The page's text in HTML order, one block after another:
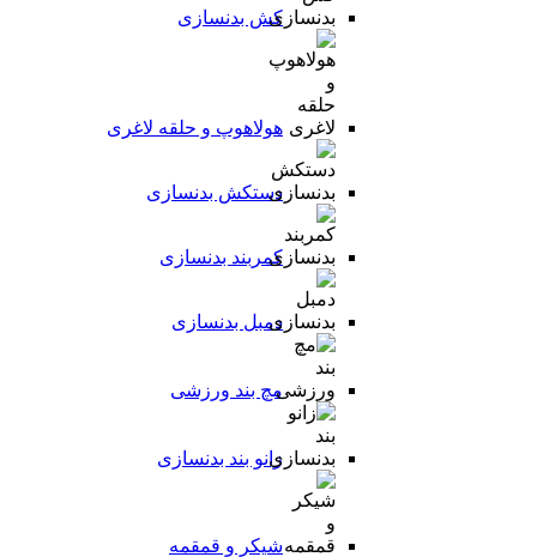
کش بدنسازی
هولاهوپ و حلقه لاغری
دستکش بدنسازی
کمربند بدنسازی
دمبل بدنسازی
مچ بند ورزشی
زانو بند بدنسازی
شیکر و قمقمه